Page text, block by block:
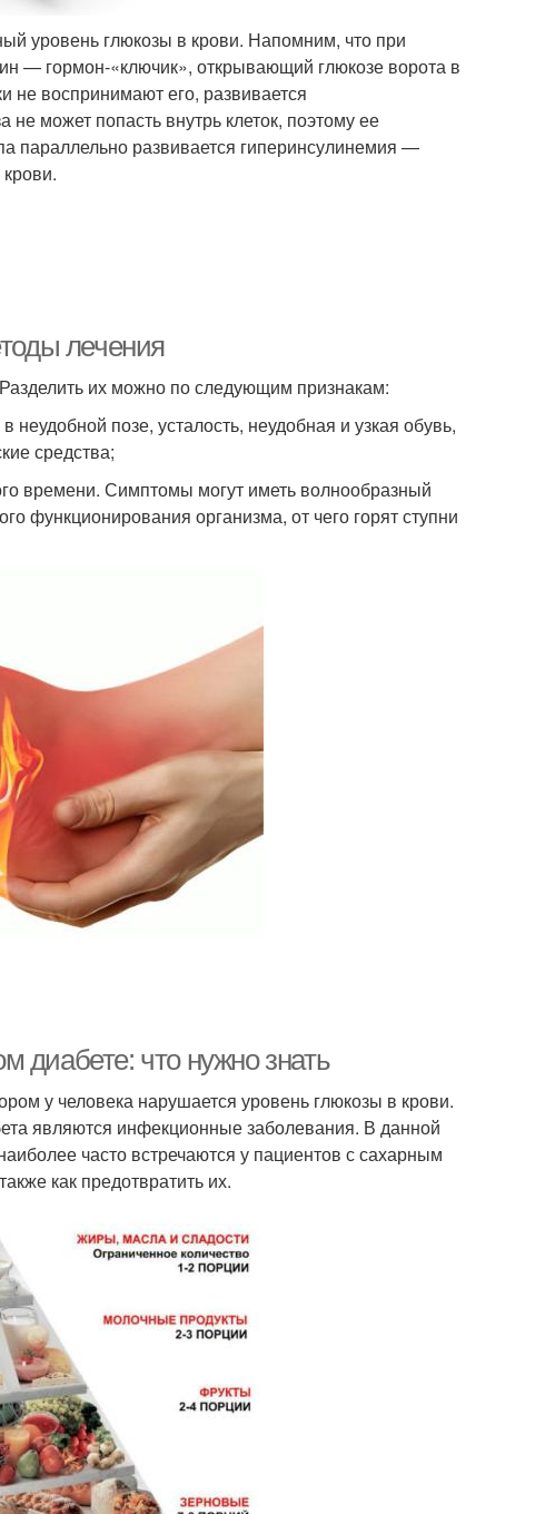
уровень глюкозы в крови. Напомним, что при
— гормон-«ключик», открывающий глюкозе ворота в
не воспринимают его, развивается
не может попасть внутрь клеток, поэтому ее
параллельно развивается гиперинсулинемия —
лечения
их можно по следующим признакам:
позе, усталость, неудобная и узкая обувь,
средства;
времени. Симптомы могут иметь волнообразный
функционирования организма, от чего горят ступни
диабете: что нужно знать
у человека нарушается уровень глюкозы в крови.
являются инфекционные заболевания. В данной
часто встречаются у пациентов с сахарным
как предотвратить их.